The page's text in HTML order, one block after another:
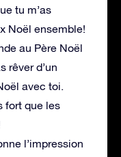
tu m’as
Noël ensemble!
au Père Noël
rêver d’un
avec toi.
fort que les
l’impression